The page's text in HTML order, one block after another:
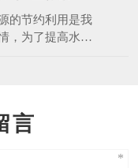
PLC人机界面控
控制，可进行自
的节约利用是我
，为了提高水资
的水质要求不一
言